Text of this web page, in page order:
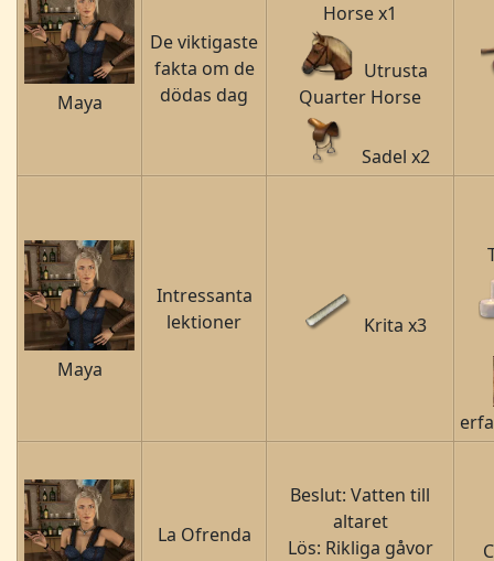
Maya
De viktigaste
fakta om de
dödas dag
Horse x1
Utrusta
Quarter Horse
Sadel x2
Maya
Intressanta
lektioner
Krita x3
La Ofrenda
Beslut: Vatten till
altaret
Lös: Rikliga gåvor